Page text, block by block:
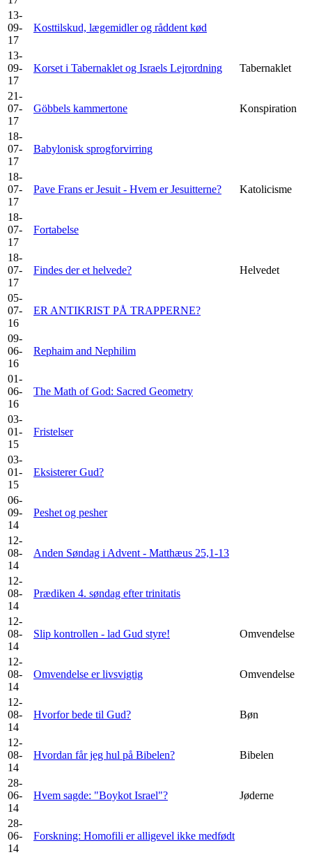
13-
09-
17
Kosttilskud, lægemidler og råddent kød
13-
09-
17
Korset i Tabernaklet og Israels Lejrordning Tabernaklet
21-
07-
17
Göbbels kammertone Konspiration
18-
07-
17
Babylonisk sprogforvirring
18-
07-
17
Pave Frans er Jesuit - Hvem er Jesuitterne? Katolicisme
18-
07-
17
Fortabelse
18-
07-
17
Findes der et helvede? Helvedet
05-
07-
16
ER ANTIKRIST PÅ TRAPPERNE?
09-
06-
16
Rephaim and Nephilim
01-
06-
16
The Math of God: Sacred Geometry
03-
01-
15
Fristelser
03-
01-
15
Eksisterer Gud?
06-
09-
14
Peshet og pesher
12-
08-
14
Anden Søndag i Advent - Matthæus 25,1-13
12-
08-
14
Prædiken 4. søndag efter trinitatis
12-
08-
14
Slip kontrollen - lad Gud styre! Omvendelse
12-
08-
14
Omvendelse er livsvigtig Omvendelse
12-
08-
14
Hvorfor bede til Gud? Bøn
12-
08-
14
Hvordan får jeg hul på Bibelen? Bibelen
28-
06-
14
Hvem sagde: "Boykot Israel"? Jøderne
28-
06-
14
Forskning: Homofili er alligevel ikke medfødt